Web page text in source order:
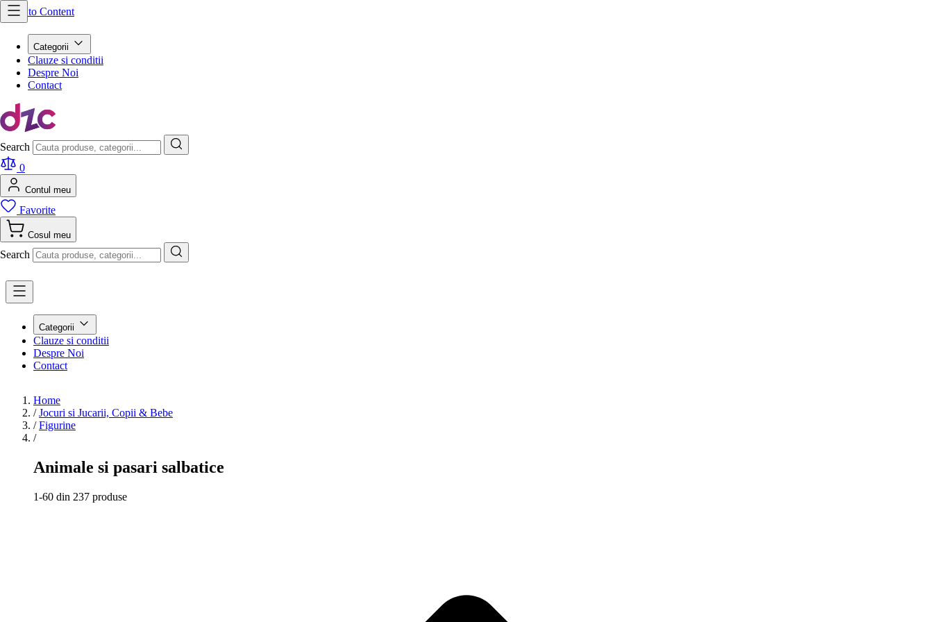
Skip to Content
Categorii
Clauze si conditii
Despre Noi
Contact
Search
0
Contul meu
Favorite
Cosul meu
Search
Categorii
Clauze si conditii
Despre Noi
Contact
Home
/ Jocuri si Jucarii, Copii & Bebe
/ Figurine
/
Animale si pasari salbatice
1-60 din 237 produse